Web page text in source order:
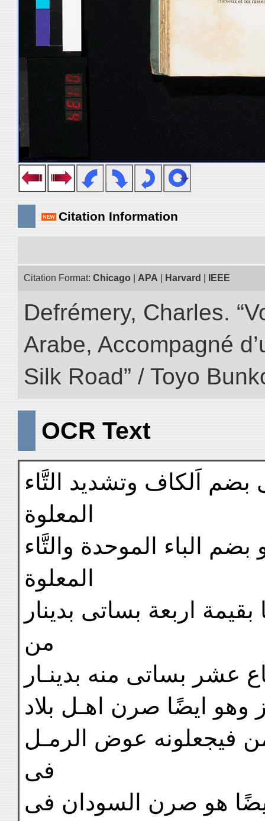
Citation Information
Citation Format: Chicago APA Harvard IEEE
Defrémery, Charles.
Arabe, Accompagné
Silk Road” / Toyo
OCR Text
بضم اَلكاف وتشديد التَّاء
المعلوة
الباء الموحدة والتَّاء
المعلوة
سبى مهمل وبُباع (١) بها بقيمة اربعة بساتى بدينار
من
عشر بساتى منه بدينـار
وهو ايضًا صرن اهـل بلاد
فيجعلونه عوض الرمـل
فى
(٢) الودع ايضًا هو صرن السودان فى